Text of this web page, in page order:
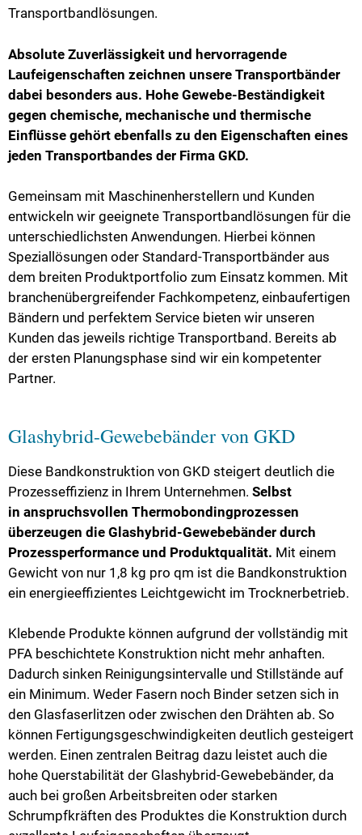
Transportbandlösungen.
Absolute Zuverlässigkeit und hervorragende
Laufeigenschaften zeichnen unsere Transportbänder
dabei besonders aus. Hohe Gewebe-Beständigkeit
gegen chemische, mechanische und thermische
Einflüsse gehört ebenfalls zu den Eigenschaften eines
jeden Transportbandes der Firma GKD.
Gemeinsam mit Maschinenherstellern und Kunden
entwickeln wir geeignete Transportbandlösungen für die
unterschiedlichsten Anwendungen. Hierbei können
Speziallösungen oder Standard-Transportbänder aus
dem breiten Produktportfolio zum Einsatz kommen. Mit
branchenübergreifender Fachkompetenz, einbaufertigen
Bändern und perfektem Service bieten wir unseren
Kunden das jeweils richtige Transportband. Bereits ab
der ersten Planungsphase sind wir ein kompetenter
Partner.
Glashybrid-Gewebebänder von GKD
Diese Bandkonstruktion von GKD steigert deutlich die
Prozesseffizienz in Ihrem Unternehmen. Selbst
in anspruchsvollen Thermobondingprozessen
überzeugen die Glashybrid-Gewebebänder durch
Prozessperformance und Produktqualität. Mit einem
Gewicht von nur 1,8 kg pro qm ist die Bandkonstruktion
ein energieeffizientes Leichtgewicht im Trocknerbetrieb.
Klebende Produkte können aufgrund der vollständig mit
PFA beschichtete Konstruktion nicht mehr anhaften.
Dadurch sinken Reinigungsintervalle und Stillstände auf
ein Minimum. Weder Fasern noch Binder setzen sich in
den Glasfaserlitzen oder zwischen den Drähten ab. So
können Fertigungsgeschwindigkeiten deutlich gesteigert
werden. Einen zentralen Beitrag dazu leistet auch die
hohe Querstabilität der Glashybrid-Gewebebänder, da
auch bei großen Arbeitsbreiten oder starken
Schrumpfkräften des Produktes die Konstruktion durch